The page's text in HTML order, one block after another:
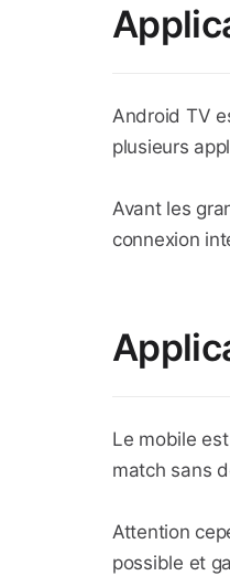
Android TV
plusieurs
Avant les
connexion
Le mobile
match sans
Attention
possible et